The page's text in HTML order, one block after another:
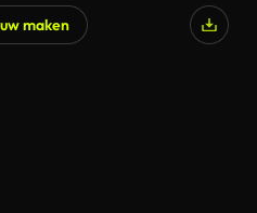
maken